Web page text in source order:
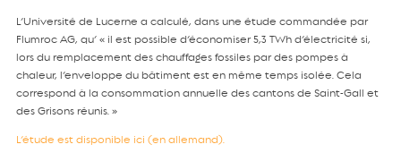
L’Université de Lucerne a calculé, dans une étude commandée par
Flumroc AG, qu’ « il est possible d’économiser 5,3 TWh d’électricité si,
lors du remplacement des chauffages fossiles par des pompes à
chaleur, l’enveloppe du bâtiment est en même temps isolée. Cela
correspond à la consommation annuelle des cantons de Saint-Gall et
des Grisons réunis. »
L’étude est disponible ici (en allemand).